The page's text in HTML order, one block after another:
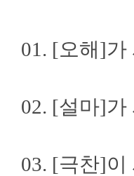
01. [오해]가
02. [설마]가
03. [극찬]이